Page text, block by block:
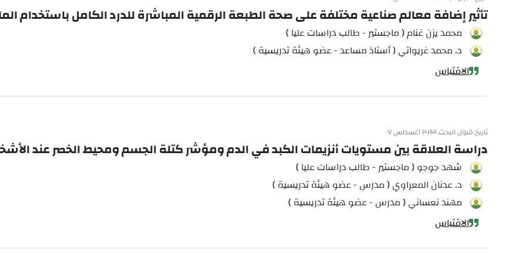
تأثير إضافة معالم صناعية مختلفة على صحة الطبعة الرقمية المباشرة للدرد الكامل باستخدام
محمد يزن غنام ( ماجستير - طالب دراسات عليا )
د. محمد غريواتي ( أستاذ مساعد - عضو هيئة تدريسية )
الاقتباس
تاريخ قبول البحث ٢٠٢٣ أغسطس ٠٧
دراسة العلاقة بين مستويات أنزيمات الكبد في الدم ومؤشر كتلة الجسم ومحيط الخصر عند
شهد جوجو ( ماجستير - طالب دراسات عليا )
د. عدنان المعراوي ( مدرس - عضو هيئة تدريسية )
مهند نعساني ( مدرس - عضو هيئة تدريسية )
الاقتباس